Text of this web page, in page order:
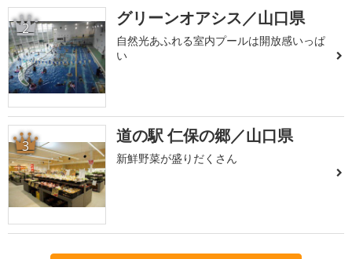
2 グリーンオアシス／山口県
自然光あふれる室内プールは開放感いっぱ
い
3 道の駅 仁保の郷／山口県
新鮮野菜が盛りだくさん